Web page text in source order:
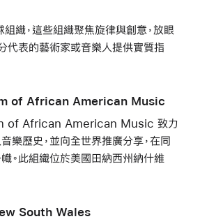
織，這些組織聚焦旋律與創意，放眼
代表的藝術家或音樂人提供實質指
of African American Music
of African American Music 致力
樂歷史，並向全世界推廣分享，在同
。此組織位於美國田納西州納什維
South Wales